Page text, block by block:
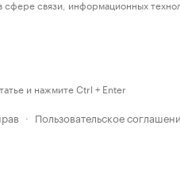
связи, информационных
и нажмите Ctrl + Enter
· Пользовательское